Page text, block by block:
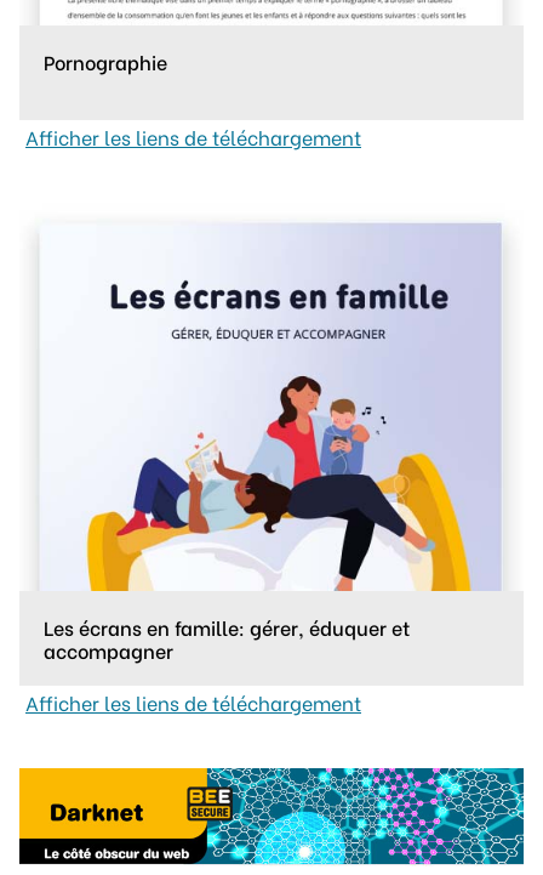
Pornographie
Afficher les liens de téléchargement
Les écrans en famille: gérer, éduquer et
accompagner
Afficher les liens de téléchargement